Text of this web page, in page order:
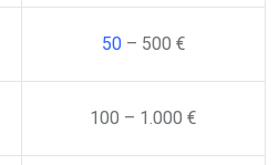
50– 500 €
100 – 1.000 €